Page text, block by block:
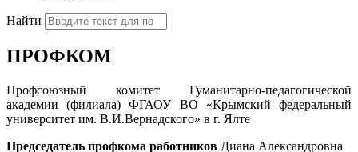
Найти
ПРОФКОМ
Профсоюзный комитет Гуманитарно-педагогической
академии (филиала) ФГАОУ ВО «Крымский федеральный
университет им. В.И.Вернадского» в г. Ялте
Председатель профкома работников Диана Александровна